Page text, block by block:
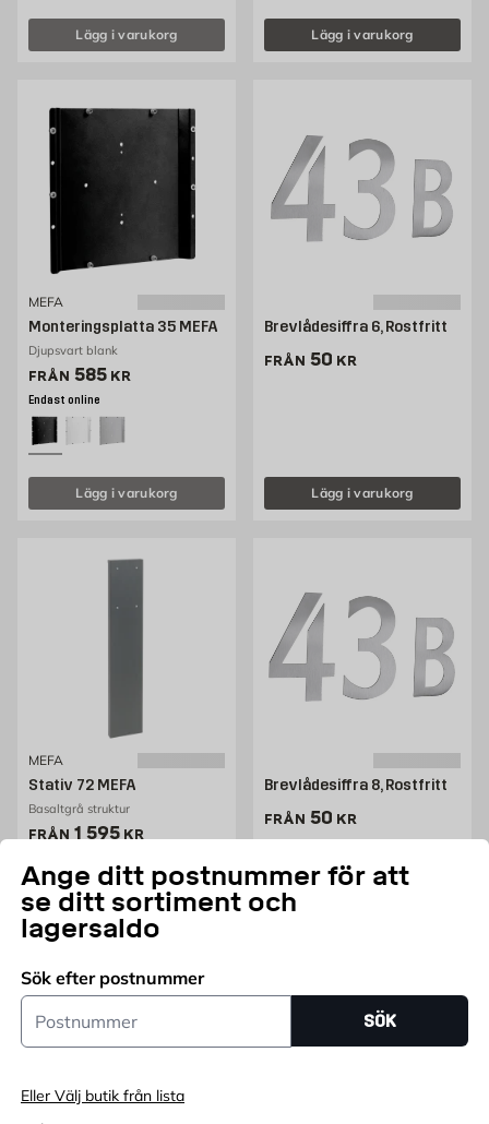
Ange ditt postnummer för att
se ditt sortiment och
lagersaldo
Sök efter postnummer
Postnummer
SÖK
Eller Välj butik från lista
Lägg i varukorg Lägg i varukorg
MEFA
Monteringsplatta 35 MEFA
Djupsvart blank
FRÅN Pris 323 kr
585 KR
Endast online
Lägg i varukorg
Brevlådesiffra 6, Rostfritt
FRÅN Pris 50 kr
50 KR
Lägg i varukorg
MEFA
Stativ 72 MEFA
Basaltgrå struktur
FRÅN Pris 1259 kr
1 595 KR
+3
Brevlådesiffra 8, Rostfritt
FRÅN Pris 50 kr
50 KR